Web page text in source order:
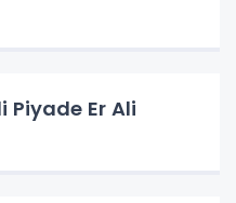
Piyade Er Ali